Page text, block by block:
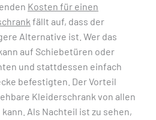
Kosten für einen
fällt auf, dass der
Alternative ist. Wer das
auf Schiebetüren oder
und stattdessen einfach
befestigten. Der Vorteil
Kleiderschrank von allen
Als Nachteil ist zu sehen,